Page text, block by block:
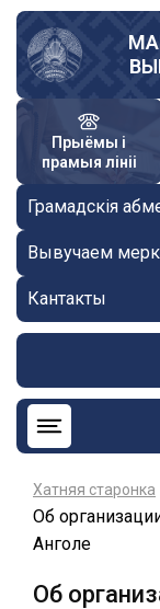
Skip
main
content
Прыёмы і
прамыя лініі
Грамадскія
Вывучаем
Кантакты
Хатняя старонка
Об
Анголе
Об